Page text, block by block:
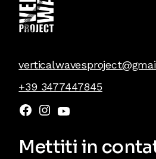
+39 3477447845
Facebook
Instagram
YouTube
Mettiti in